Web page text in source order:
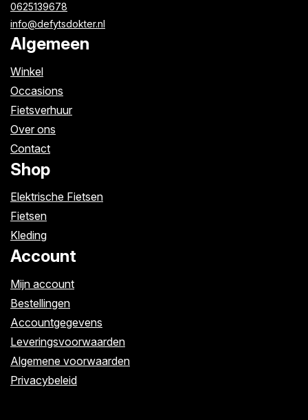
0625139678
info@defytsdokter.nl
Algemeen
Winkel
Occasions
Fietsverhuur
Over ons
Contact
Shop
Elektrische Fietsen
Fietsen
Kleding
Account
Mijn account
Bestellingen
Accountgegevens
Leveringsvoorwaarden
Algemene voorwaarden
Privacybeleid